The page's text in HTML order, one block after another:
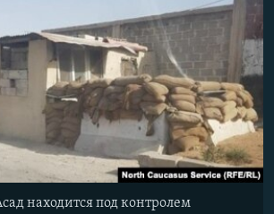
находится под контролем